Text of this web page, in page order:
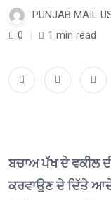
PUNJAB MAIL
0
1 min read
ਬਚਾਅ ਪੱਖ ਦੇ ਵਕੀਲ
ਕਰਵਾਉਣ ਦੇ ਦਿੱਤੇ